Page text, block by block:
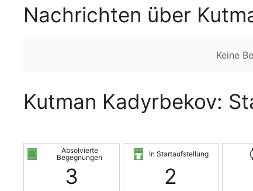
Nachrichten über
Keine
Kutman Kadyrbekov:
Absolvierte
Begegnungen
3
In Startaufstellung
2